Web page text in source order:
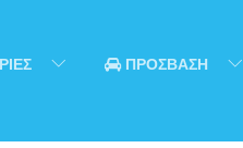
ΠΡΟΣΒΑΣΗ